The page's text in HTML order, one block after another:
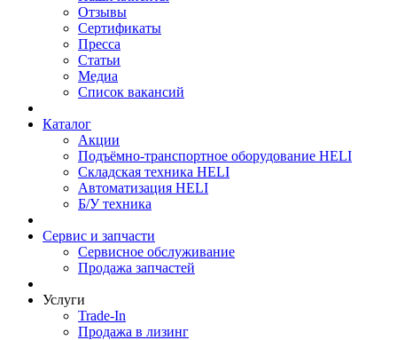
Отзывы
Сертификаты
Пресса
Статьи
Медиа
Список вакансий
Каталог
Акции
Подъёмно-транспортное оборудование HELI
Складская техника HELI
Автоматизация HELI
Б/У техника
Сервис и запчасти
Сервисное обслуживание
Продажа запчастей
Услуги
Trade-In
Продажа в лизинг